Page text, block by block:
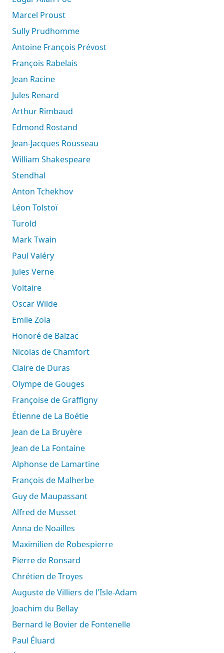
Marcel Proust
Sully Prudhomme
Antoine François Prévost
François Rabelais
Jean Racine
Jules Renard
Arthur Rimbaud
Edmond Rostand
Jean-Jacques Rousseau
William Shakespeare
Stendhal
Anton Tchekhov
Léon Tolstoï
Turold
Mark Twain
Paul Valéry
Jules Verne
Voltaire
Oscar Wilde
Emile Zola
Honoré de Balzac
Nicolas de Chamfort
Claire de Duras
Olympe de Gouges
Françoise de Graffigny
Étienne de La Boétie
Jean de La Bruyère
Jean de La Fontaine
Alphonse de Lamartine
François de Malherbe
Guy de Maupassant
Alfred de Musset
Anna de Noailles
Maximilien de Robespierre
Pierre de Ronsard
Chrétien de Troyes
Auguste de Villiers de l'Isle-Adam
Joachim du Bellay
Bernard le Bovier de Fontenelle
Paul Éluard